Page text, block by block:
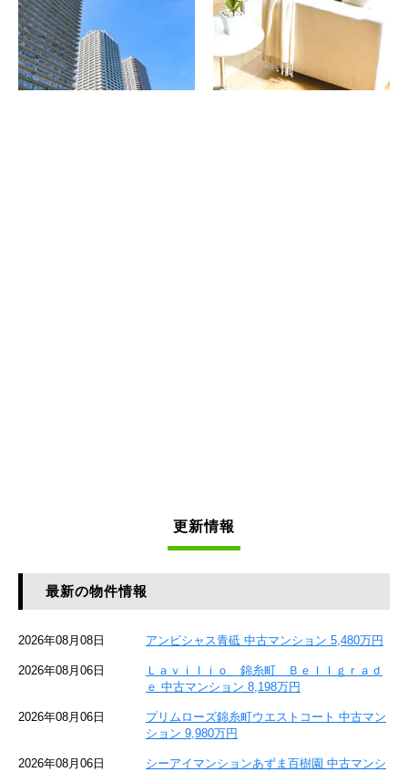
更新情報
最新の物件情報
2026年08月08日 アンビシャス青砥 中古マンション 5,480万円
2026年08月06日
Ｌａｖｉｌｉｏ 錦糸町 Ｂｅｌｌｇｒａｄ
ｅ 中古マンション 8,198万円
2026年08月06日
プリムローズ錦糸町ウエストコート 中古マン
ション 9,980万円
2026年08月06日
シーアイマンションあずま百樹園 中古マンシ